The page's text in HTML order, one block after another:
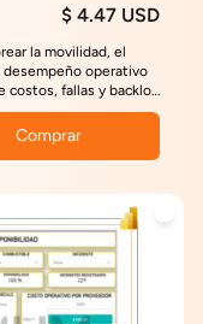
$ 4.47 USD
la movilidad, el
operativo
costos, fallas y backlog
Comprar